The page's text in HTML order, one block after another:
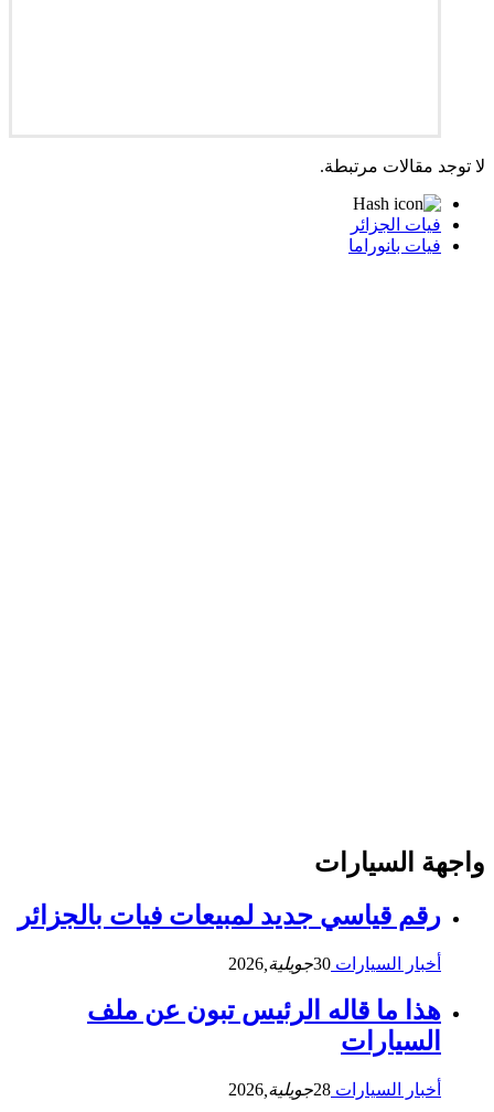
لا توجد مقالات مرتبطة.
فيات الجزائر
فيات بانوراما
واجهة السيارات
رقم قياسي جديد لمبيعات فيات بالجزائر
أخبار السيارات 30جويلية, 2026
هذا ما قاله الرئيس تبون عن ملف
السيارات
أخبار السيارات 28جويلية, 2026